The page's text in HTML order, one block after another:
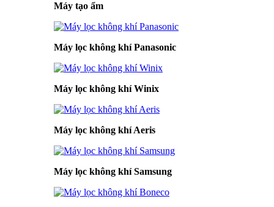
Máy tạo ẩm
Máy lọc không khí Panasonic
Máy lọc không khí Winix
Máy lọc không khí Aeris
Máy lọc không khí Samsung